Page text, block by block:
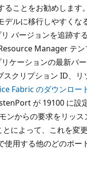
ことをお勧めします
ルに移行しやすくな
バージョンを追跡す
Manager テ
ケーションの最新バ
クリプション ID、リ
Fabric のダウンロー
が 19100 に設
からの要求をリッス
によって、これを変更
用する他のどのポー